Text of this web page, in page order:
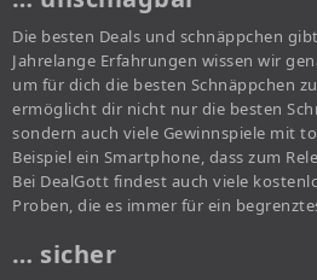
Die besten Deals und schnäppchen
Jahrelange Erfahrungen wissen wir
um für dich die besten Schnäppchen
ermöglicht dir nicht nur die besten
sondern auch viele Gewinnspiele mit
Beispiel ein Smartphone, dass zum
Bei DealGott findest auch viele
Proben, die es immer für ein
… sicher